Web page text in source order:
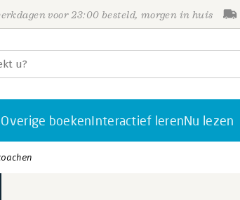
voor 23:00 besteld, morgen in huis
Overige boekenInteractief lerenNu lezen